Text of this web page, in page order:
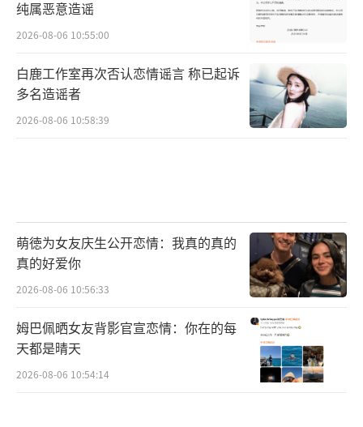
纯属恶意造谣
2026-08-06 10:55:00
白鹿工作室再次否认恋情谣言 称已起诉
多名造谣者
2026-08-06 10:58:39
萌徳为女友庆生公开恋情：我真的真的
真的好爱你
2026-08-06 10:56:33
姆巴佩晒女友背影官宣恋情：你在的每
天都是晴天
2026-08-06 10:54:14